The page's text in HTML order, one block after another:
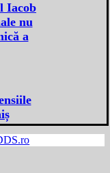
Iacob
nu
a